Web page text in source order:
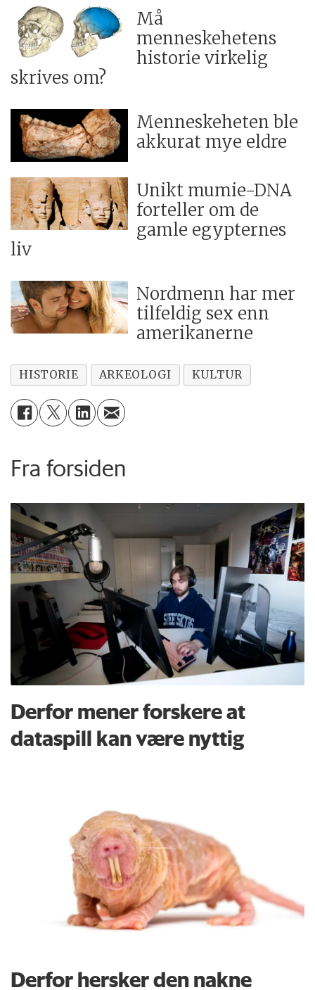
Må
menneskehetens
historie virkelig
skrives om?
Menneskeheten ble
akkurat mye eldre
Unikt mumie-DNA
forteller om de
gamle egypternes
liv
Nordmenn har mer
tilfeldig sex enn
amerikanerne
HISTORIE ARKEOLOGI KULTUR
Fra forsiden
Derfor mener forskere at
dataspill kan være nyttig
Derfor hersker den nakne